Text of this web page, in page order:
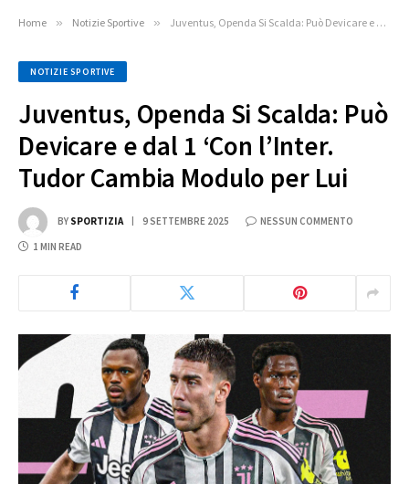
Home » Notizie Sportive » Juventus, Openda Si Scalda: Può Devicare e dal 1 ‘Con l’Inter. Tudor Cambia Modulo per Lui
NOTIZIE SPORTIVE
Juventus, Openda Si Scalda: Può
Devicare e dal 1 ‘Con l’Inter.
Tudor Cambia Modulo per Lui
BY SPORTIZIA 9 SETTEMBRE 2025 NESSUN COMMENTO
1 MIN READ